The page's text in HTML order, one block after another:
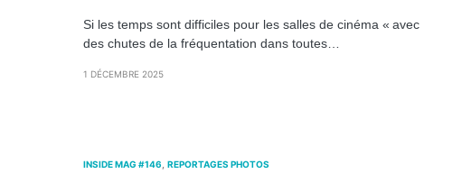
Si les temps sont difficiles pour les salles de cinéma « avec
des chutes de la fréquentation dans toutes…
1 DÉCEMBRE 2025
INSIDE MAG #146 REPORTAGES PHOTOS